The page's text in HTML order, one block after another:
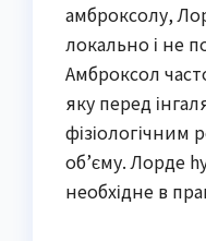
амброксолу,
локально і не
Амброксол
яку перед
фізіологічним
об’єму. Лорде
необхідне в